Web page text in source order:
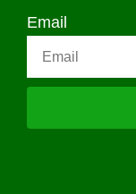
Email